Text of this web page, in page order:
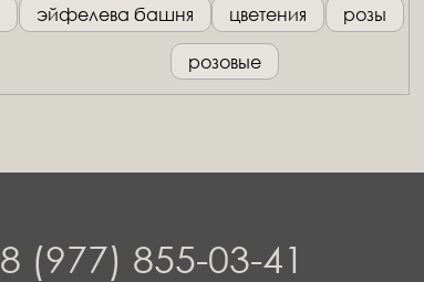
эйфелева башня цветения розы
розовые
8 (977) 855-03-41